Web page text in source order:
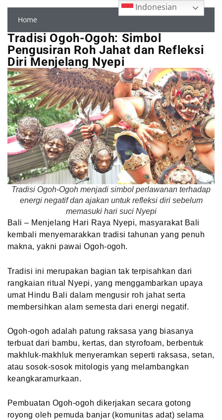
Home
Tradisi Ogoh-Ogoh: Simbol
Pengusiran Roh Jahat dan Refleksi
Diri Menjelang Nyepi
Tradisi Ogoh-Ogoh menjadi simbol perlawanan terhadap
energi negatif dan ajakan untuk refleksi diri sebelum
memasuki hari suci Nyepi
Bali – Menjelang Hari Raya Nyepi, masyarakat Bali
kembali menyemarakkan tradisi tahunan yang penuh
makna, yakni pawai Ogoh-ogoh.
Tradisi ini merupakan bagian tak terpisahkan dari
rangkaian ritual Nyepi, yang menggambarkan upaya
umat Hindu Bali dalam mengusir roh jahat serta
membersihkan alam semesta dari energi negatif.
Ogoh-ogoh adalah patung raksasa yang biasanya
terbuat dari bambu, kertas, dan styrofoam, berbentuk
makhluk-makhluk menyeramkan seperti raksasa, setan,
atau sosok-sosok mitologis yang melambangkan
keangkaramurkaan.
Pembuatan Ogoh-ogoh dikerjakan secara gotong
royong oleh pemuda banjar (komunitas adat) selama
Indonesian